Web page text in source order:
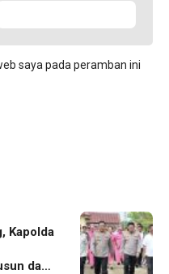
saya pada peramban ini
Kapolda
dan